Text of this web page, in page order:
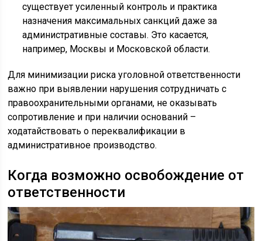
существует усиленный контроль и практика
назначения максимальных санкций даже за
административные составы. Это касается,
например, Москвы и Московской области.
Для минимизации риска уголовной ответственности
важно при выявлении нарушения сотрудничать с
правоохранительными органами, не оказывать
сопротивление и при наличии оснований –
ходатайствовать о переквалификации в
административное производство.
Когда возможно освобождение от
ответственности